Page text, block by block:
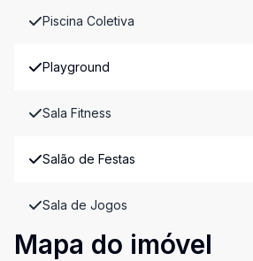
Piscina Coletiva
Playground
Sala Fitness
Salão de Festas
Sala de Jogos
Mapa do imóvel